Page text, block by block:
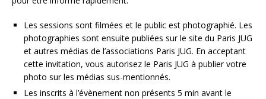
Les sessions sont filmées et le public est photographié. Les
photographies sont ensuite publiées sur le site du Paris JUG
et autres médias de l’associations Paris JUG. En acceptant
cette invitation, vous autorisez le Paris JUG à publier votre
photo sur les médias sus-mentionnés.
Les inscrits à l’évènement non présents 5 min avant le